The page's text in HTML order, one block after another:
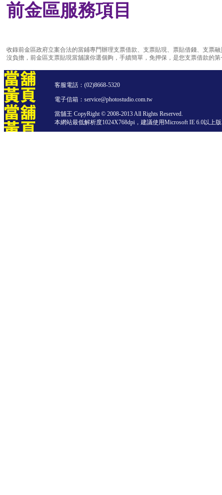
前金區服務項目
收錄前金區政府立案合法的當鋪專門辦理支票借款、支票貼現、票貼借錢、支票
沒負擔，前金區支票貼現當舖讓你選個夠，手續簡單，免押保，是您支票借款的
客服電話： (02)8668-5320
電子信箱：service@photostudio.com.tw
當舖王 CopyRight © 2008-2013 All Rights Reserved.
本網站最低解析度1024X768dpi，建議使用Microsoft IE 6.0以上